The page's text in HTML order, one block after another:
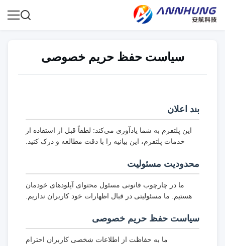
سیاست حفظ حریم خصوصی
بند اعلان
این پلتفرم به شما یادآوری می‌کند: لطفاً قبل از استفاده از
خدمات پلتفرم، این بیانیه را با دقت مطالعه و درک کنید.
محدودیت مسئولیت
ما در چارچوب قانونی مسئول محتوای آپلودهای خودمان
هستیم. ما مسئولیتی در قبال اظهارات خود کاربران نداریم.
سیاست حفظ حریم خصوصی
ما به حفاظت از اطلاعات شخصی کاربران احترام